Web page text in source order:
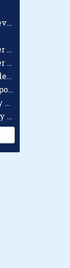
Redman Europe Sales Developer (Europe)
Dura Vermeer Uitvoerder GWW Amsterdam
Dura Vermeer Uitvoerder Civiel Nijmegen
Duifhuizen Verkoopmedewerker Ridderkerk
EK Retail Customer Support Omnichannel
Hubo Assistent Category Manager
Checkpoint Systems Key Accountmanager Benelux